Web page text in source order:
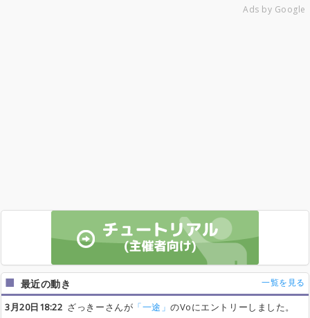
Ads by Google
最近の動き 一覧を見る
3月20日18:22 ざっきーさんが 「一途」のVoにエントリーしました。